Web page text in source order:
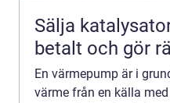
Sälja
betalt och gör
En värmepump är i
värme från en källa med